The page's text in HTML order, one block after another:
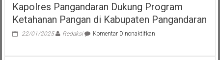
Kapolres Pangandaran Dukung Program
Ketahanan Pangan di Kabupaten Pangandaran
22/01/2025 Redaksi Komentar Dinonaktifkanpada